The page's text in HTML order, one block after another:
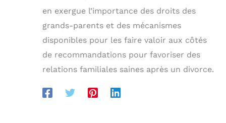
en exergue l’importance des droits des
grands-parents et des mécanismes
disponibles pour les faire valoir aux côtés
de recommandations pour favoriser des
relations familiales saines après un divorce.